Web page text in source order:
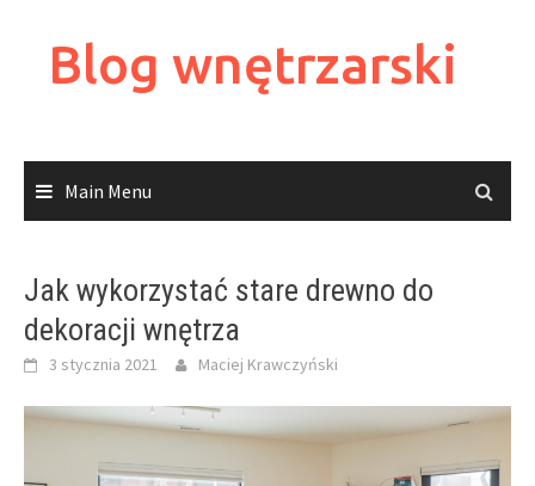
contentBlog wnętrzarski
Main Menu
Jak wykorzystać stare drewno do
dekoracji wnętrza
3 stycznia 2021 Maciej Krawczyński